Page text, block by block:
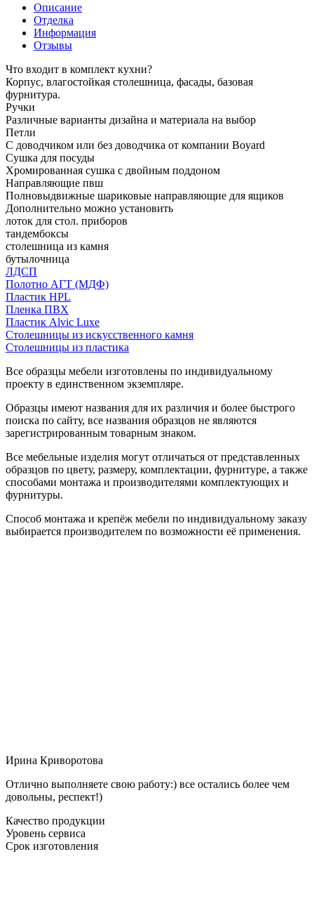
Описание
Отделка
Информация
Отзывы
Что входит в комплект кухни?
Корпус, влагостойкая столешница, фасады, базовая
фурнитура.
Ручки
Различные варианты дизайна и материала на выбор
Петли
С доводчиком или без доводчика от компании Boyard
Сушка для посуды
Хромированная сушка с двойным поддоном
Направляющие пвш
Полновыдвижные шариковые направляющие для ящиков
Дополнительно можно установить
лоток для стол. приборов
тандембоксы
столешница из камня
бутылочница
ЛДСП
Полотно АГТ (МДФ)
Пластик HPL
Пленка ПВХ
Пластик Alvic Luxe
Столешницы из искусственного камня
Столешницы из пластика
Все образцы мебели изготовлены по индивидуальному
проекту в единственном экземпляре.
Образцы имеют названия для их различия и более быстрого
поиска по сайту, все названия образцов не являются
зарегистрированным товарным знаком.
Все мебельные изделия могут отличаться от представленных
образцов по цвету, размеру, комплектации, фурнитуре, а также
способами монтажа и производителями комплектующих и
фурнитуры.
Способ монтажа и крепёж мебели по индивидуальному заказу
выбирается производителем по возможности её применения.
Ирина Криворотова
Отлично выполняете свою работу:) все остались более чем
довольны, респект!)
Качество продукции
Уровень сервиса
Срок изготовления